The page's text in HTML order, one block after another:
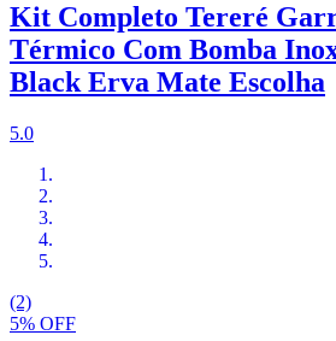
Kit Completo Tereré
Térmico Com Bomba
Black Erva Mate Escolha
5.0
(2)
5% OFF